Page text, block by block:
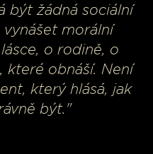
být žádná sociální
morální
o rodině, o
které obnáší. Není
který hlásá, jak
být."